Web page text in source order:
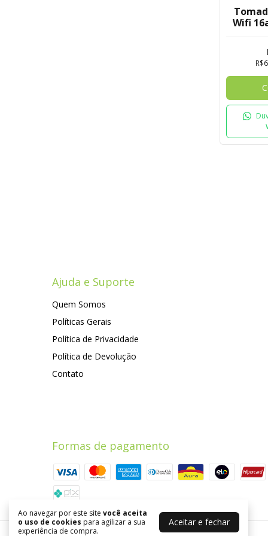
Ao navegar por este site você aceita
o uso de cookies para agilizar a sua
experiência de compra.
Aceitar e fechar
Wifi
Ajuda e Suporte
Quem Somos
Políticas Gerais
Política de Privacidade
Política de Devolução
Contato
Formas de pagamento